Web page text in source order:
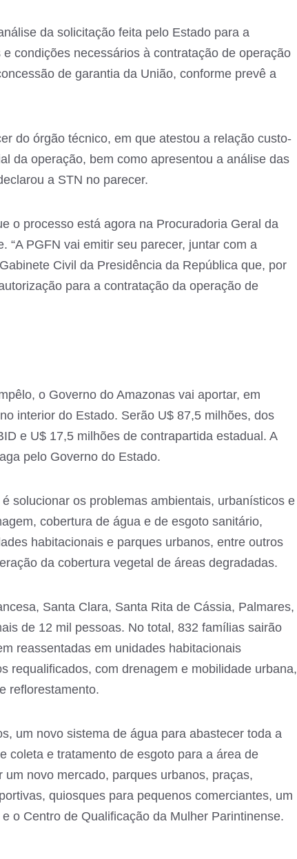
da solicitação feita pelo Estado para a
condições necessários à contratação de operação
de garantia da União, conforme prevê a
do órgão técnico, em que atestou a relação custo-
da operação, bem como apresentou a análise das
a STN no parecer.
o processo está agora na Procuradoria Geral da
“A PGFN vai emitir seu parecer, juntar com a
Civil da Presidência da República que, por
para a contratação da operação de
o Governo do Amazonas vai aportar, em
interior do Estado. Serão U$ 87,5 milhões, dos
e U$ 17,5 milhões de contrapartida estadual. A
pelo Governo do Estado.
solucionar os problemas ambientais, urbanísticos e
cobertura de água e de esgoto sanitário,
habitacionais e parques urbanos, entre outros
da cobertura vegetal de áreas degradadas.
Santa Clara, Santa Rita de Cássia, Palmares,
de 12 mil pessoas. No total, 832 famílias sairão
reassentadas em unidades habitacionais
requalificados, com drenagem e mobilidade urbana,
reflorestamento.
um novo sistema de água para abastecer toda a
coleta e tratamento de esgoto para a área de
novo mercado, parques urbanos, praças,
quiosques para pequenos comerciantes, um
o Centro de Qualificação da Mulher Parintinense.